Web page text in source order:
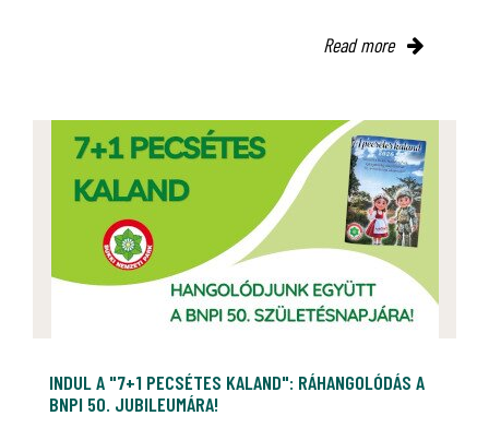
Read more
INDUL A "7+1 PECSÉTES KALAND": RÁHANGOLÓDÁS A
BNPI 50. JUBILEUMÁRA!